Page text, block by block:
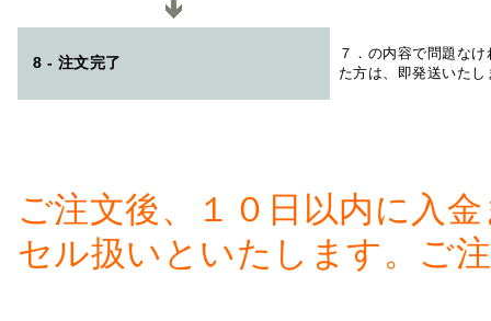
8 - 注文完了
７．の内容で問題な
た方は、即発送いたし
ご注文後、１０日以内に入
セル扱いといたします。ご